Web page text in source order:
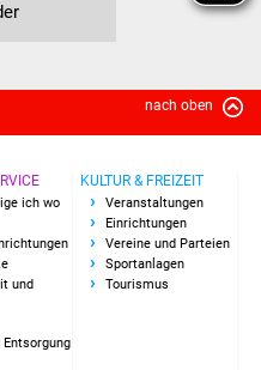
Lokale Agenda
Kinder- und
Familienzentrum
nach oben
ich wo
und
KULTUR & FREIZEIT
Veranstaltungen
Einrichtungen
Vereine und Parteien
Sportanlagen
Tourismus